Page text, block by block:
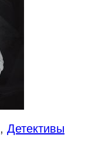
, Детективы